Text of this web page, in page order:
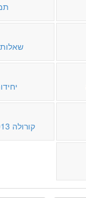
קורולה 2013 דגם חדש